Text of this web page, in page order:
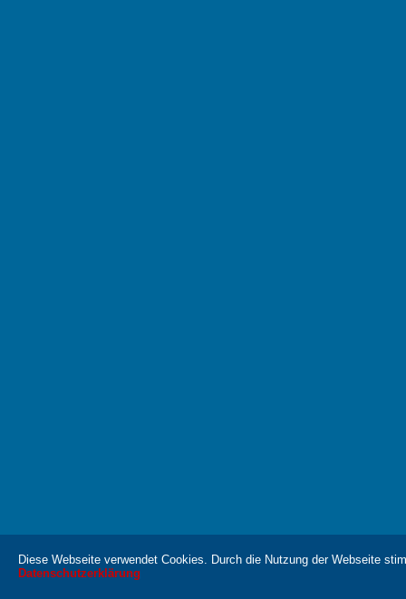
Diese Webseite verwendet Cookies. Durch die Nutzung der Webseite
Datenschutzerklärung